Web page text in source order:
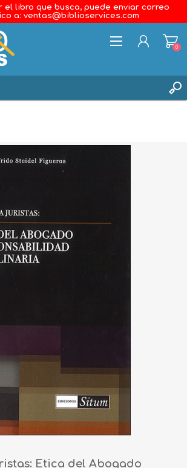
el libro que busca, puede enviar correo
a: ventas@biblioservices.com
0
Etica del Abogado